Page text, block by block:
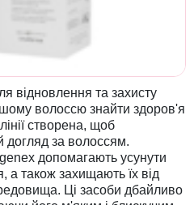
відновлення та захисту
волоссю знайти здоров'я
створена, щоб
догляд за волоссям.
допомагають усунути
а також захищають їх від
Ці засоби дбайливо